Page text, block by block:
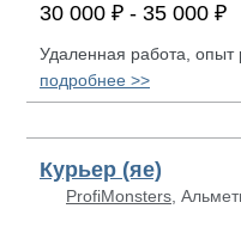
30 000 ₽ - 35 000 ₽
Удаленная работа,
подробнее >>
Курьер (яе)
ProfiMonsters ,